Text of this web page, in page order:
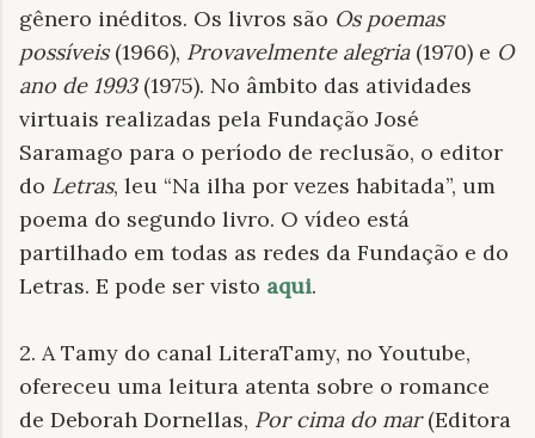
gênero inéditos. Os livros são Os poemas
possíveis(1966), Provavelmente alegria (1970) e O
ano de 1993(1975). No âmbito das atividades
virtuais realizadas pela Fundação José
Saramago para o período de reclusão, o editor
do Letras, leu “Na ilha por vezes habitada”, um
poema do segundo livro. O vídeo está
partilhado em todas as redes da Fundação e do
Letras. E pode ser visto aqui.
2. A Tamy do canal LiteraTamy, no Youtube,
ofereceu uma leitura atenta sobre o romance
de Deborah Dornellas, Por cima do mar(Editora